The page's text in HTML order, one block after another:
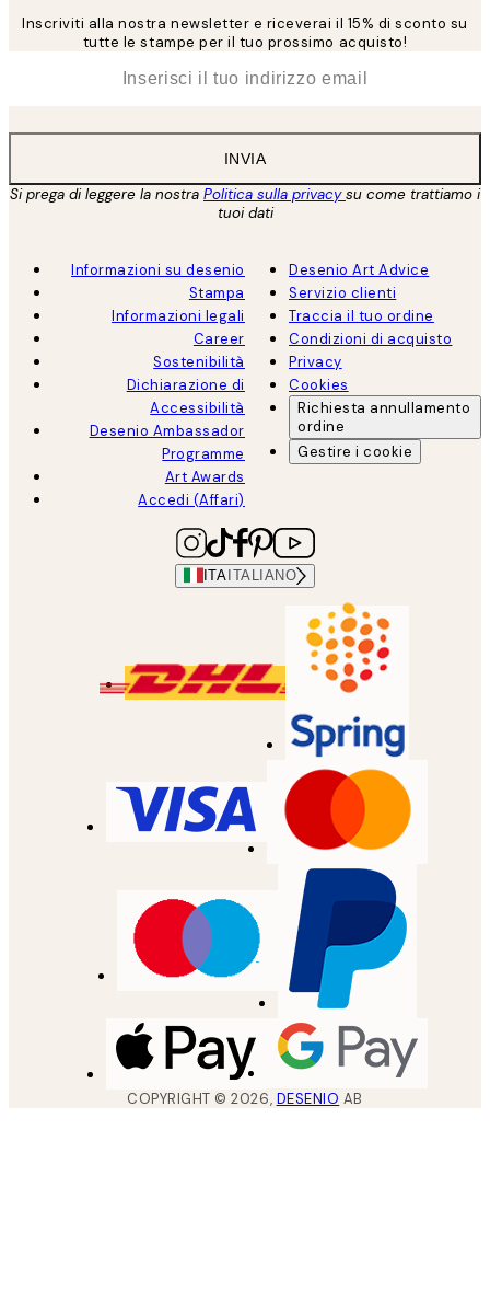
Inscriviti alla nostra newsletter e riceverai il 15% di sconto su
tutte le stampe per il tuo prossimo acquisto!
INVIA
Si prega di leggere la nostra Politica sulla privacysu come trattiamo i
tuoi dati
Informazioni su desenio
Stampa
Informazioni legali
Career
Sostenibilità
Dichiarazione di
Accessibilità
Desenio Ambassador
Programme
Art Awards
Accedi (Affari)
Desenio Art Advice
Servizio clienti
Traccia il tuo ordine
Condizioni di acquisto
Privacy
Cookies
Richiesta annullamento
ordine
Gestire i cookie
ITA ITALIANO
COPYRIGHT ©2026, DESENIO AB